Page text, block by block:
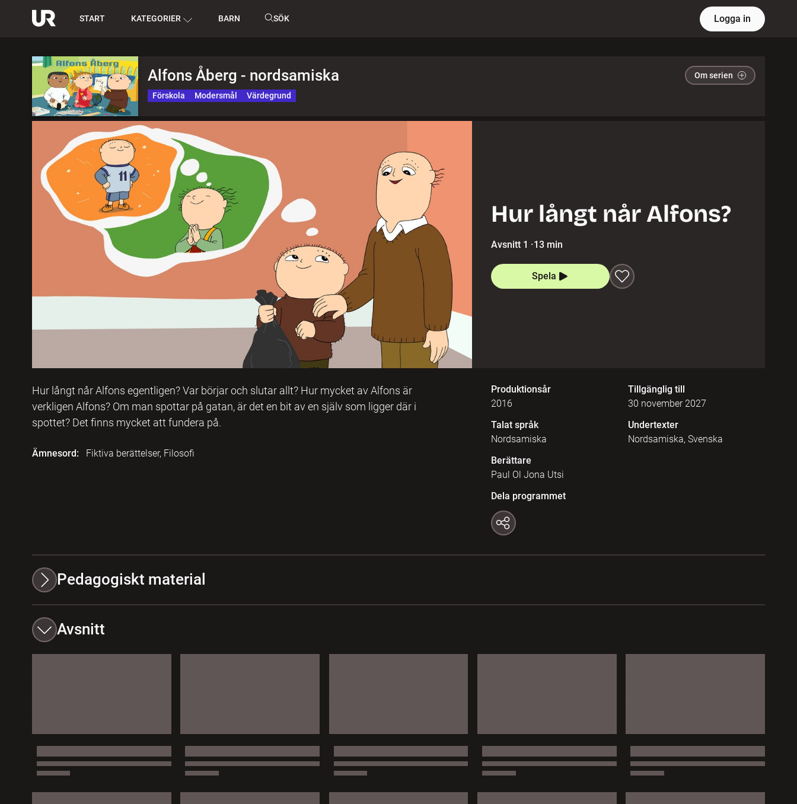
START KATEGORIER BARN SÖK Logga in
Alfons Åberg - nordsamiska Om serien
Förskola Modersmål Värdegrund
Hur långt når Alfons?
Avsnitt 1 ·13 min
Spela
Hur långt når Alfons egentligen? Var börjar och slutar allt? Hur mycket av Alfons är
verkligen Alfons? Om man spottar på gatan, är det en bit av en själv som ligger där i
spottet? Det finns mycket att fundera på.
Ämnesord: Fiktiva berättelser, Filosofi
Produktionsår
2016
Tillgänglig till
30 november 2027
Talat språk
Nordsamiska
Undertexter
Nordsamiska, Svenska
Berättare
Paul Ol Jona Utsi
Dela programmet
Pedagogiskt material
Avsnitt